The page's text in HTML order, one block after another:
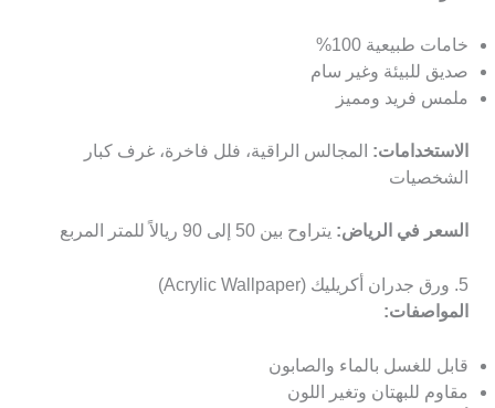
خامات طبيعية 100%
صديق للبيئة وغير سام
ملمس فريد ومميز
الاستخدامات: المجالس الراقية، فلل فاخرة، غرف كبار
الشخصيات
السعر في الرياض: يتراوح بين 50 إلى 90 ريالاً للمتر المربع
5. ورق جدران أكريليك (Acrylic Wallpaper)
المواصفات:
قابل للغسل بالماء والصابون
مقاوم للبهتان وتغير اللون